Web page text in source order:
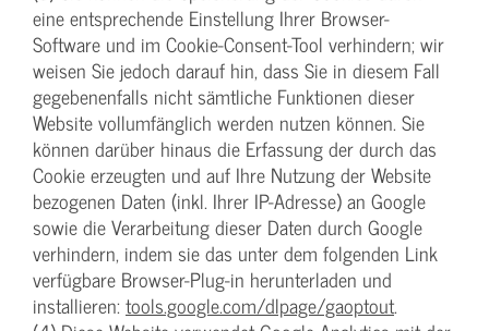
eine entsprechende Einstellung Ihrer Browser-
Software und im Cookie-Consent-Tool verhindern; wir
weisen Sie jedoch darauf hin, dass Sie in diesem Fall
gegebenenfalls nicht sämtliche Funktionen dieser
Website vollumfänglich werden nutzen können. Sie
können darüber hinaus die Erfassung der durch das
Cookie erzeugten und auf Ihre Nutzung der Website
bezogenen Daten (inkl. Ihrer IP-Adresse) an Google
sowie die Verarbeitung dieser Daten durch Google
verhindern, indem sie das unter dem folgenden Link
verfügbare Browser-Plug-in herunterladen und
installieren: tools.google.com/dlpage/gaoptout.